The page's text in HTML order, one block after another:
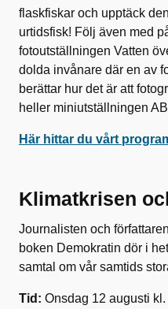
flaskfiskar och upptäck
urtidsfisk! Följ även med
fotoutställningen Vatten
dolda invånare där en av
berättar hur det är att
heller miniutställningen
Här hittar du vårt
Klimatkrisen
Journalisten och
boken Demokratin dör i
samtal om vår samtids
Tid: Onsdag 12 augusti